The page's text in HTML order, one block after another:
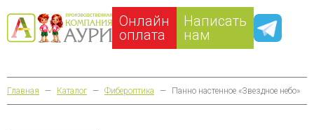
Онлайн
оплата
Написать
нам
Главная — Каталог — Фибероптика — Панно настенное «Звездное небо»